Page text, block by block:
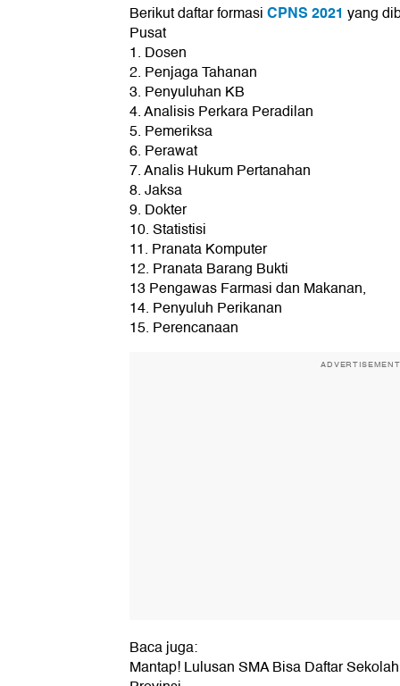
Berikut daftar formasiCPNS 2021 yang
Pusat
1. Dosen
2. Penjaga Tahanan
3. Penyuluhan KB
4. Analisis Perkara Peradilan
5. Pemeriksa
6. Perawat
7. Analis Hukum Pertanahan
8. Jaksa
9. Dokter
10. Statistisi
11. Pranata Komputer
12. Pranata Barang Bukti
13 Pengawas Farmasi dan Makanan,
14. Penyuluh Perikanan
15. Perencanaan
ADVERTISEMENT
Baca juga:
Mantap! Lulusan SMA Bisa Daftar